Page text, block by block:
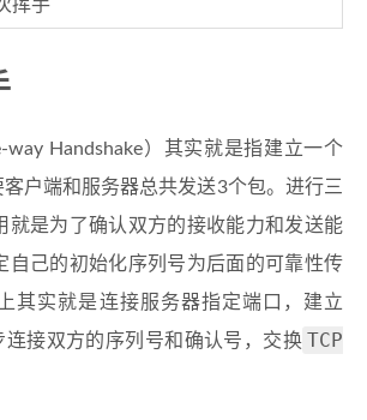
way Handshake）其实就是指建立一个
户端和服务器总共发送3个包。进行三
就是为了确认双方的接收能力和发送能
自己的初始化序列号为后面的可靠性传
其实就是连接服务器指定端口，建立
连接双方的序列号和确认号，交换 TCP